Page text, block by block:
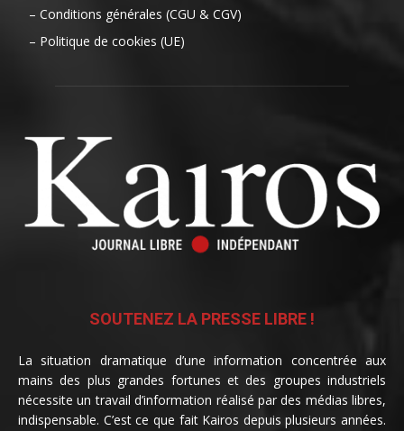
– Conditions générales (CGU & CGV)
– Politique de cookies (UE)
SOUTENEZ LA PRESSE LIBRE !
La situation dramatique d’une information concentrée aux
mains des plus grandes fortunes et des groupes industriels
nécessite un travail d’information réalisé par des médias libres,
indispensable. C’est ce que fait Kairos depuis plusieurs années.